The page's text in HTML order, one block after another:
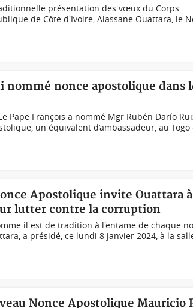
présentation des vœux du Corps
de Côte d'Ivoire, Alassane Ouattara, le
nonce apostolique dans
Pape François a nommé Mgr Rubén Darío
un équivalent d’ambassadeur, au Togo
Apostolique invite Ouattara
lutter contre la corruption
il est de tradition à l'entame de chaque
a présidé, ce lundi 8 janvier 2024, à la
Nonce Apostolique Mauricio